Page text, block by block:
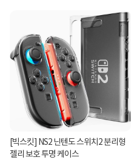
[빅스킷] NS2 닌텐도 스위치2 분리형
젤리 보호 투명 케이스